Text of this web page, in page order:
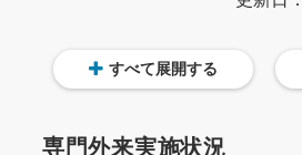
すべて展開する
専門外来実施状況